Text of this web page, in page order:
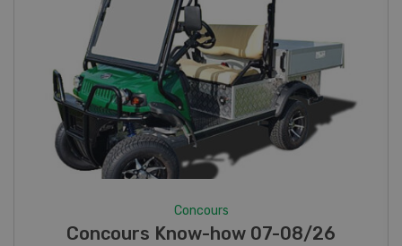
Photo mystère 07-08/26